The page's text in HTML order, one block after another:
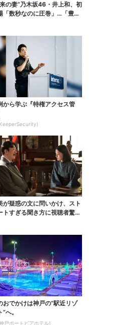
の妻”乃木坂46・井上和、初
「数秒なのに圧巻」…「豊臣
から学ぶ『特権アクセス管
が疑惑の文に問いかけ、スト
トすぎる聞き方に視聴者驚き
おでかけは神戸の”駅近リゾ
へ。
戸ポートピアホテル)